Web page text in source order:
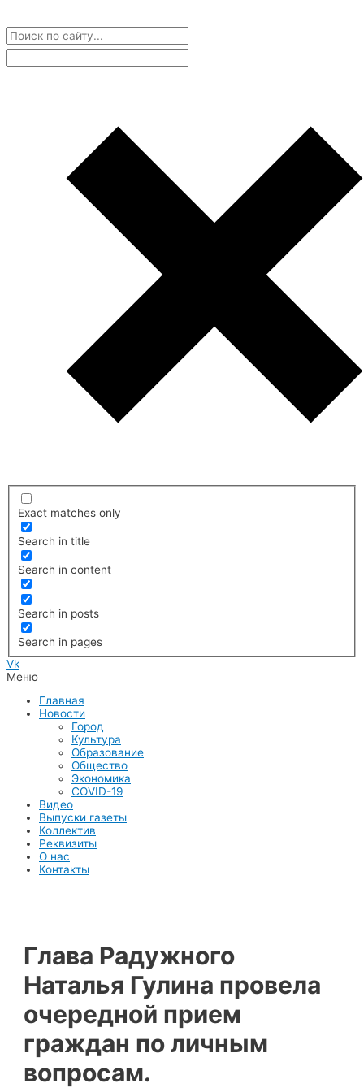
Exact matches only
Search in title
Search in content
Search in posts
Search in pages
Vk
Меню
Главная
Новости
Город
Культура
Образование
Общество
Экономика
COVID-19
Видео
Выпуски газеты
Коллектив
Реквизиты
О нас
Контакты
Глава Радужного
Наталья Гулина провела
очередной прием
граждан по личным
вопросам.